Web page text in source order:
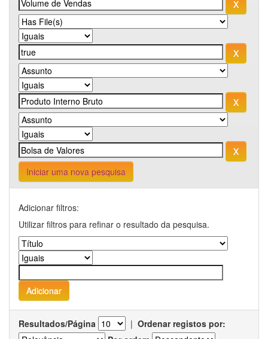
Iniciar uma nova pesquisa
Adicionar filtros:
Utilizar filtros para refinar o resultado da pesquisa.
Resultados/Página | Ordenar registos por: